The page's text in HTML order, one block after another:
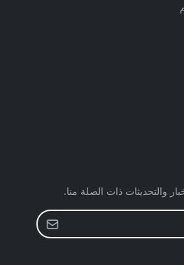
والتحديثات ذات الصلة منا.